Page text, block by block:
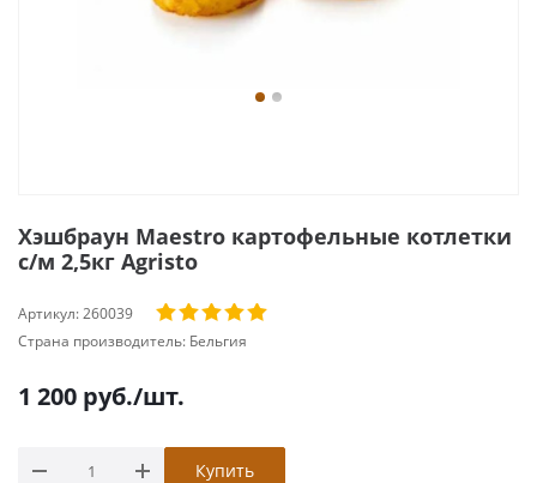
Хэшбраун Maestro картофельные котлетки
с/м 2,5кг Agristo
Артикул:260039
Страна производитель: Бельгия
1 200 руб./шт.
Купить